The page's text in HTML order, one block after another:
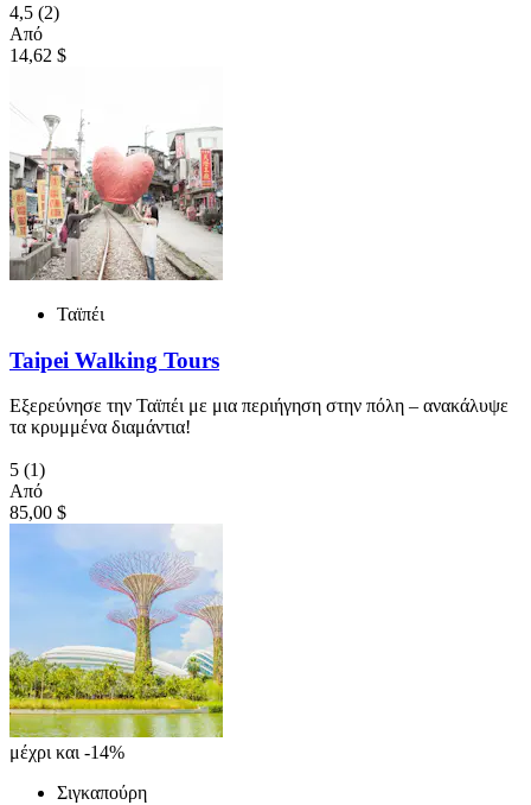
4,5 (2)
Από
14,62 $
Ταϊπέι
Taipei Walking Tours
Εξερεύνησε την Ταϊπέι με μια περιήγηση στην πόλη – ανακάλυψε
τα κρυμμένα διαμάντια!
5 (1)
Από
85,00 $
μέχρι και -14%
Σιγκαπούρη